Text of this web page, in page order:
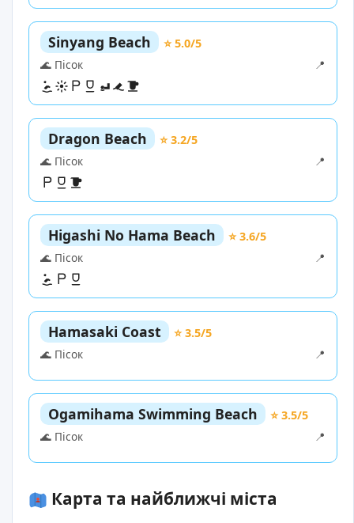
Sinyang Beach
⭐ 5.0/5
🌊 Пісок
📍
Dragon Beach
⭐ 3.2/5
🌊 Пісок
📍
Higashi No Hama Beach
⭐ 3.6/5
🌊 Пісок
📍
Hamasaki Coast
⭐ 3.5/5
🌊 Пісок
📍
Ogamihama Swimming Beach
⭐ 3.5/5
🌊 Пісок
📍
Карта та найближчі міста